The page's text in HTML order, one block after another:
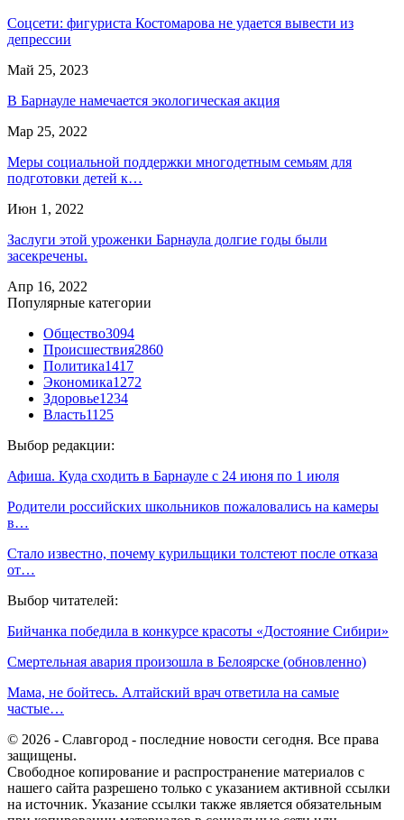
Соцсети: фигуриста Костомарова не удается вывести из
депрессии
Май 25, 2023
В Барнауле намечается экологическая акция
Мар 25, 2022
Меры социальной поддержки многодетным семьям для
подготовки детей к…
Июн 1, 2022
Заслуги этой уроженки Барнаула долгие годы были
засекречены.
Апр 16, 2022
Популярные категории
Общество3094
Происшествия2860
Политика1417
Экономика1272
Здоровье1234
Власть1125
Выбор редакции:
Афиша. Куда сходить в Барнауле с 24 июня по 1 июля
Родители российских школьников пожаловались на камеры
в…
Стало известно, почему курильщики толстеют после отказа
от…
Выбор читателей:
Бийчанка победила в конкурсе красоты «Достояние Сибири»
Смертельная авария произошла в Белоярске (обновленно)
Мама, не бойтесь. Алтайский врач ответила на самые
частые…
© 2026 - Славгород - последние новости сегодня. Все права
защищены.
Свободное копирование и распространение материалов с
нашего сайта разрешено только с указанием активной ссылки
на источник. Указание ссылки также является обязательным